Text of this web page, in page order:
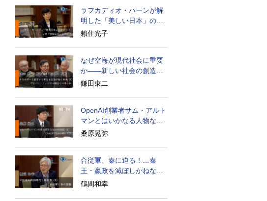
ラフカディオ・ハーンが解
明した「美しい日本」の秘
密と未来
賴住光子
なぜ空海が現代社会に重要
か――新しい社会の創造の
ために
鎌田東二
OpenAI創業者サム・アルト
マンとはいかなる人物なの
か
桑原晃弥
合従軍、秦に迫る！…秦
王・嬴政を滅ぼしかねなか
った激戦の史実
鶴間和幸